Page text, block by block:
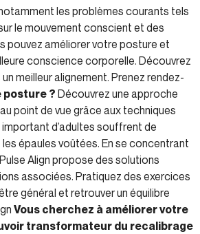
les problèmes courants tels
le mouvement conscient et des
pouvez améliorer votre posture et
conscience corporelle. Découvrez
meilleur alignement. Prenez rendez-
posture ? Découvrez une approche
point de vue grâce aux techniques
d’adultes souffrent de
épaules voûtées. En se concentrant
Align propose des solutions
associées. Pratiquez des exercices
général et retrouver un équilibre
Vous cherchez à améliorer votre
transformateur du recalibrage